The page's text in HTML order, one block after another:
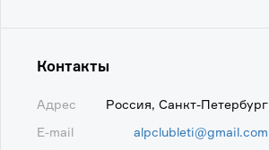
Контакты
Адрес
Россия, Санкт-Петербург
E-mail
alpclubleti@gmail.com